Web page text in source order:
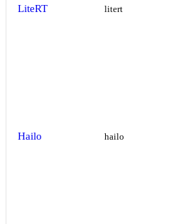
LiteRT litert
Hailo hailo